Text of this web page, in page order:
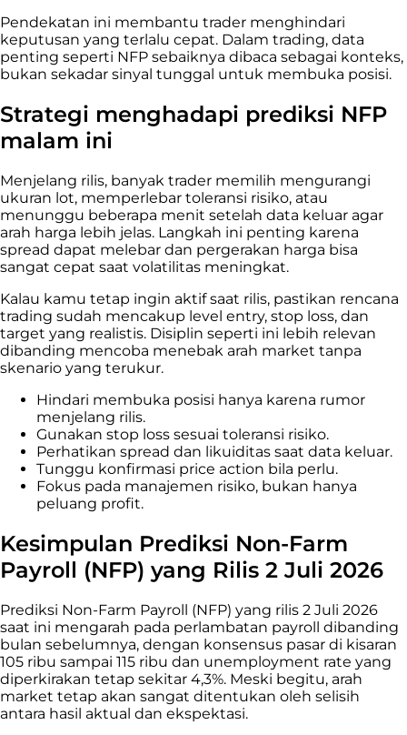
Pendekatan ini membantu trader menghindari
keputusan yang terlalu cepat. Dalam trading, data
penting seperti NFP sebaiknya dibaca sebagai konteks,
bukan sekadar sinyal tunggal untuk membuka posisi.
Strategi menghadapi prediksi NFP
malam ini
Menjelang rilis, banyak trader memilih mengurangi
ukuran lot, memperlebar toleransi risiko, atau
menunggu beberapa menit setelah data keluar agar
arah harga lebih jelas. Langkah ini penting karena
spread dapat melebar dan pergerakan harga bisa
sangat cepat saat volatilitas meningkat.
Kalau kamu tetap ingin aktif saat rilis, pastikan rencana
trading sudah mencakup level entry, stop loss, dan
target yang realistis. Disiplin seperti ini lebih relevan
dibanding mencoba menebak arah market tanpa
skenario yang terukur.
Hindari membuka posisi hanya karena rumor
menjelang rilis.
Gunakan stop loss sesuai toleransi risiko.
Perhatikan spread dan likuiditas saat data keluar.
Tunggu konfirmasi price action bila perlu.
Fokus pada manajemen risiko, bukan hanya
peluang profit.
Kesimpulan Prediksi Non-Farm
Payroll (NFP) yang Rilis 2 Juli 2026
Prediksi Non-Farm Payroll (NFP) yang rilis 2 Juli 2026
saat ini mengarah pada perlambatan payroll dibanding
bulan sebelumnya, dengan konsensus pasar di kisaran
105 ribu sampai 115 ribu dan unemployment rate yang
diperkirakan tetap sekitar 4,3%. Meski begitu, arah
market tetap akan sangat ditentukan oleh selisih
antara hasil aktual dan ekspektasi.